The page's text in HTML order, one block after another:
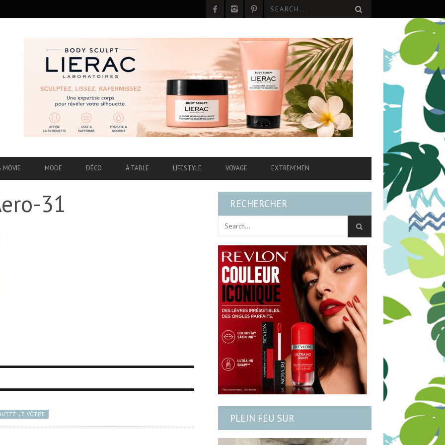
MOVIE MODE DÉCO À TABLE LIFESTYLE VOYAGE EXTREM’MEN
31
LE VÔTRE
RECHERCHER
PLEIN FEU SUR